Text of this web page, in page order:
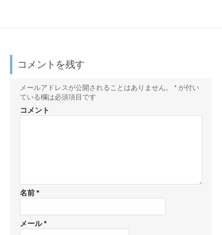
コメントを残す
メールアドレスが公開されることはありません。 * が付い
ている欄は必須項目です
コメント
名前*
メール*